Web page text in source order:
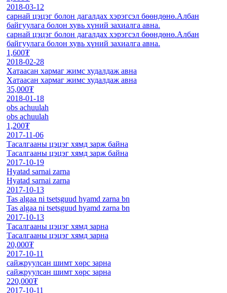
2018-03-12
сарнай цэцэг болон дагалдах хэрэгсэл бөөндөнө.Албан
байгуулага болон хувь хүний захиалга авна.
сарнай цэцэг болон дагалдах хэрэгсэл бөөндөнө.Албан
байгуулага болон хувь хүний захиалга авна.
1,600₮
2018-02-28
Хатаасан хармаг жимс худалдаж авна
Хатаасан хармаг жимс худалдаж авна
35,000₮
2018-01-18
obs achuulah
obs achuulah
1,200₮
2017-11-06
Тасалгааны цэцэг хямд зарж байна
Тасалгааны цэцэг хямд зарж байна
2017-10-19
Hyatad sarnai zarna
Hyatad sarnai zarna
2017-10-13
Tas algaa ni tsetsguud hyamd zarna bn
Tas algaa ni tsetsguud hyamd zarna bn
2017-10-13
Тасалгааны цэцэг хямд зарна
Тасалгааны цэцэг хямд зарна
20,000₮
2017-10-11
сайжруулсан шимт хөрс зарна
сайжруулсан шимт хөрс зарна
220,000₮
2017-10-11